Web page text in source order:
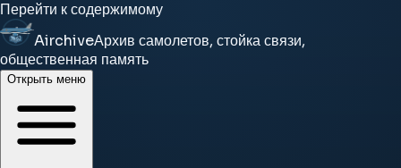
Перейти к содержимому
AirchiveАрхив самолетов, стойка связи,
общественная память
Открыть меню